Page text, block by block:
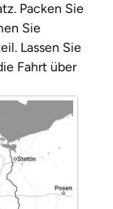
Packen Sie
Sie
Lassen Sie
Fahrt über